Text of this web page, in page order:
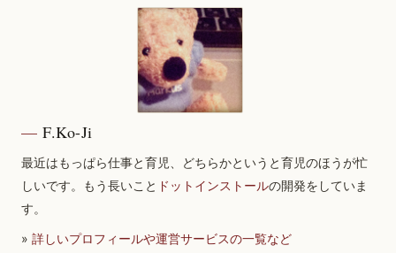
F.Ko-Ji
最近はもっぱら仕事と育児、どちらかというと育児のほうが忙
しいです。もう長いこと ドットインストールの開発をしていま
す。
» 詳しいプロフィールや運営サービスの一覧など